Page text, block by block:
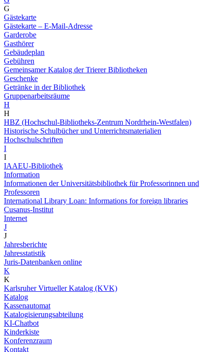
G
Gästekarte
Gästekarte – E-Mail-Adresse
Garderobe
Gasthörer
Gebäudeplan
Gebühren
Gemeinsamer Katalog der Trierer Bibliotheken
Geschenke
Getränke in der Bibliothek
Gruppenarbeitsräume
H
H
HBZ (Hochschul-Bibliotheks-Zentrum Nordrhein-Westfalen)
Historische Schulbücher und Unterrichtsmaterialien
Hochschulschriften
I
I
IAAEU-Bibliothek
Information
Informationen der Universitätsbibliothek für Professorinnen und
Professoren
International Library Loan: Informations for foreign libraries
Cusanus-Institut
Internet
J
J
Jahresberichte
Jahresstatistik
Juris-Datenbanken online
K
K
Karlsruher Virtueller Katalog (KVK)
Katalog
Kassenautomat
Katalogisierungsabteilung
KI-Chatbot
Kinderkiste
Konferenzraum
Kontakt